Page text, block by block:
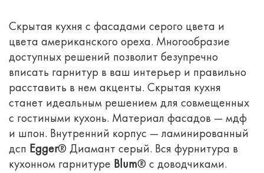
Скрытая кухня с фасадами серого цвета и
цвета американского ореха. Многообразие
доступных решений позволит безупречно
вписать гарнитур в ваш интерьер и правильно
расставить в нем акценты. Скрытая кухня
станет идеальным решением для совмещенных
с гостиными кухонь. Материал фасадов — мдф
и шпон. Внутренний корпус — ламинированный
дсп Egger® Диамант серый. Вся фурнитура в
кухонном гарнитуре Blum® с доводчиками.